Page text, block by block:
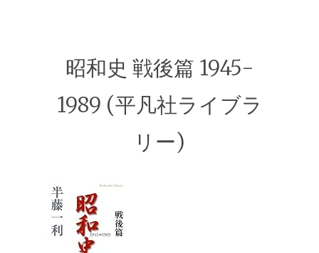
昭和史 戦後篇 1945-
1989 (平凡社ライブラ
リー)